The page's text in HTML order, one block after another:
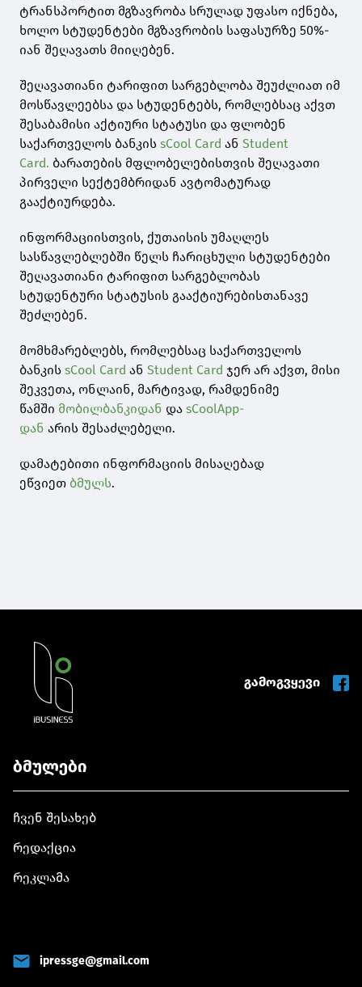
ტრანსპორტით მგზავრობა სრულად უფასო იქნება,
ხოლო სტუდენტები მგზავრობის საფასურზე 50%-
იან შეღავათს მიიღებენ.
შეღავათიანი ტარიფით სარგებლობა შეუძლიათ იმ
მოსწავლეებსა და სტუდენტებს, რომლებსაც აქვთ
შესაბამისი აქტიური სტატუსი და ფლობენ
საქართველოს ბანკის sCool Card ან Student
Card. ბარათების მფლობელებისთვის შეღავათი
პირველი სექტემბრიდან ავტომატურად
გააქტიურდება.
ინფორმაციისთვის, ქუთაისის უმაღლეს
სასწავლებლებში წელს ჩარიცხული სტუდენტები
შეღავათიანი ტარიფით სარგებლობას
სტუდენტური სტატუსის გააქტიურებისთანავე
შეძლებენ.
მომხმარებლებს, რომლებსაც საქართველოს
ბანკის sCool Card ან Student Card ჯერ არ აქვთ, მისი
შეკვეთა, ონლაინ, მარტივად, რამდენიმე
წამში მობილბანკიდან და sCoolApp-
დან არის შესაძლებელი.
დამატებითი ინფორმაციის მისაღებად
ეწვიეთ ბმულს.
გამოგვყევი
ბმულები
ჩვენ შესახებ
რედაქცია
რეკლამა
ipressge@gmail.com